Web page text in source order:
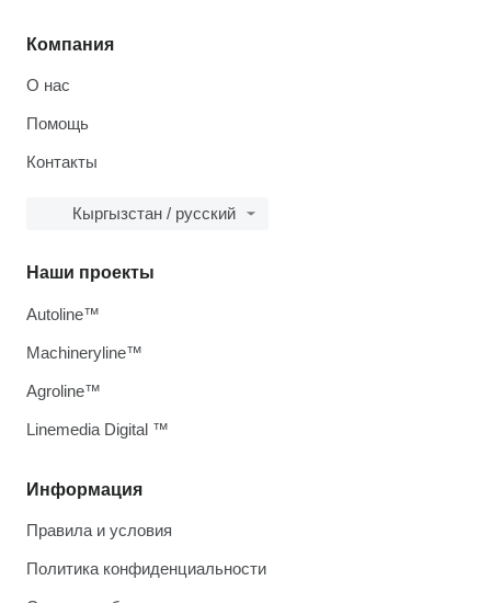
Компания
О нас
Помощь
Контакты
Кыргызстан / русский
Информация
Правила и условия
Политика конфиденциальности
Наши проекты
Autoline™
Machineryline™
Agroline™
Linemedia Digital ™